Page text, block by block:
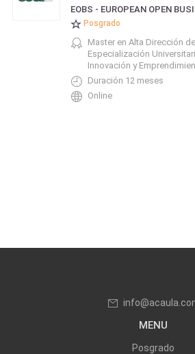
Posgrado
Master en Alta Dirección
Especialización
Innovación y
Duración 12 meses
Online
MENU
Posgrado